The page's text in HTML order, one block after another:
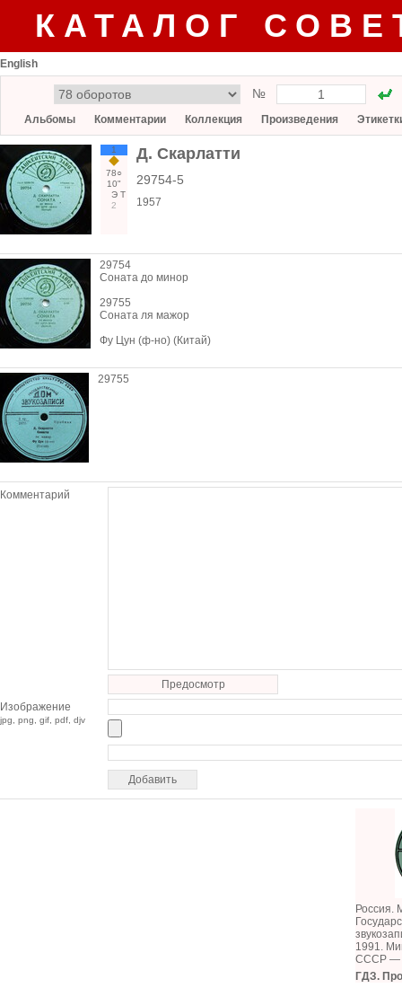
КАТАЛОГ
English
№
Альбомы Комментарии Коллекция Произведения
1
78○
10"
Э Т
2
Д. Скарлатти
29754-5
1957
29754
Соната до минор
29755
Соната ля мажор
Фу Цун (ф-но) (Китай)
29755
Комментарий
Предосмотр
Изображение
jpg, png, gif, pdf, djv
Россия.
1991.
СССР —
ГДЗ.